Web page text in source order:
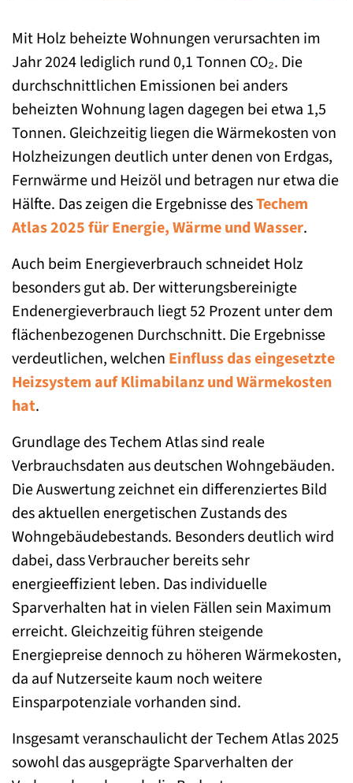
Mit Holz beheizte Wohnungen verursachten im
Jahr 2024 lediglich rund 0,1 Tonnen CO₂. Die
durchschnittlichen Emissionen bei anders
beheizten Wohnung lagen dagegen bei etwa 1,5
Tonnen. Gleichzeitig liegen die Wärmekosten von
Holzheizungen deutlich unter denen von Erdgas,
Fernwärme und Heizöl und betragen nur etwa die
Hälfte. Das zeigen die Ergebnisse desTechem
Atlas 2025 für Energie, Wärme und Wasser.
Auch beim Energieverbrauch schneidet Holz
besonders gut ab. Der witterungsbereinigte
Endenergieverbrauch liegt 52 Prozent unter dem
flächenbezogenen Durchschnitt. Die Ergebnisse
verdeutlichen, welchen Einfluss das eingesetzte
Heizsystem auf Klimabilanz und Wärmekosten
hat.
Grundlage des Techem Atlas sind reale
Verbrauchsdaten aus deutschen Wohngebäuden.
Die Auswertung zeichnet ein differenziertes Bild
des aktuellen energetischen Zustands des
Wohngebäudebestands. Besonders deutlich wird
dabei, dass Verbraucher bereits sehr
energieeffizient leben. Das individuelle
Sparverhalten hat in vielen Fällen sein Maximum
erreicht. Gleichzeitig führen steigende
Energiepreise dennoch zu höheren Wärmekosten,
da auf Nutzerseite kaum noch weitere
Einsparpotenziale vorhanden sind.
Insgesamt veranschaulicht der Techem Atlas 2025
sowohl das ausgeprägte Sparverhalten der